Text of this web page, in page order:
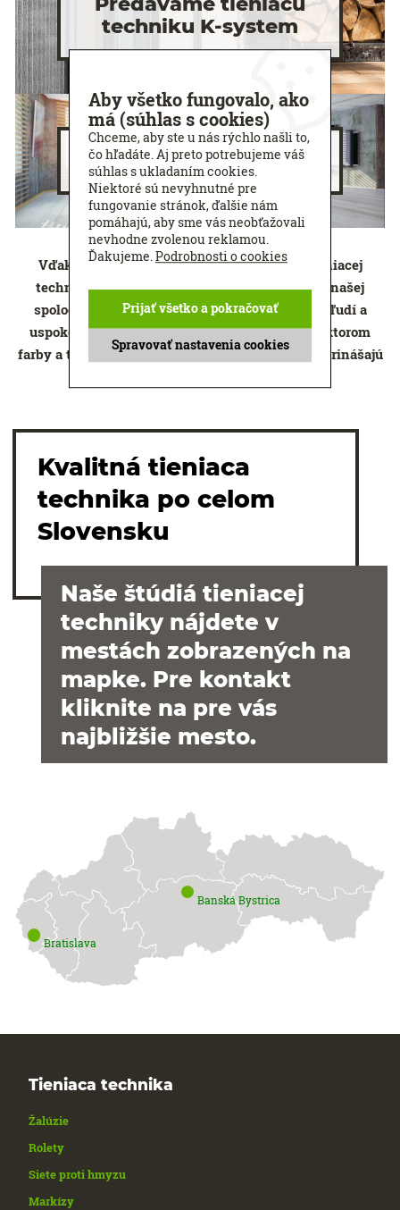
techniku K-system
Naše realizácie
Vďaka najnovším a luxusným produktom tieniacej
techniky, ktoré sa dostávajú prostredníctvom našej
spoločnosti na slovenský trh, je možné zaujať ľudí a
uspokojiť ich túžby po nevšednom interiéri, v ktorom
farby a trendové materiály tieniacich doplnkov prinášajú
Kvalitná tieniaca
technika po celom
Slovensku
Naše štúdiá tieniacej
techniky nájdete v
mestách zobrazených na
mapke. Pre kontakt
kliknite na pre vás
najbližšie mesto.
Bratislava
Banská Bystrica
Tieniaca technika
Žalúzie
Rolety
Siete proti hmyzu
Markízy
Aby všetko fungovalo, ako
má (súhlas s cookies)
Chceme, aby ste u nás rýchlo našli to,
čo hľadáte. Aj preto potrebujeme váš
súhlas s ukladaním cookies.
Niektoré sú nevyhnutné pre
fungovanie stránok, ďalšie nám
pomáhajú, aby sme vás neobťažovali
nevhodne zvolenou reklamou.
Ďakujeme.Podrobnosti o cookies
Spravovať nastavenia cookies
Prijať všetko a pokračovať